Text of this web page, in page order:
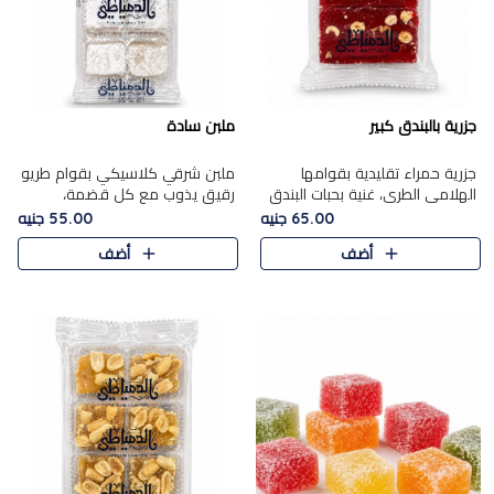
جزرية بالبندق كبير
جزرية حمراء تقليدية بقوامها
الهلامي الطري، غنية بحبات البندق
الفاخرة التي تضيف قرمشة راقية
إلى قوامها الناعم، لتقدم مزيجًا
متوازنًا من النكه..
65.00 جنيه
أضف
ملبن سادة
ملبن شرقي كلاسيكي بقوام طريو
رقيق يذوب مع كل قضمة،
مغطى بطبقة ناعمة من السكر
البودرة ليقدم المذاق الأصيل الذي
ارتبط بحلويات المولد التقليدي..
55.00 جنيه
أضف